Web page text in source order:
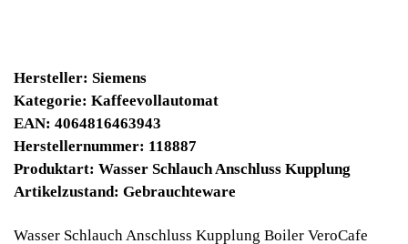
Winpoints JACKPOT liegt bei:
Jetzt kaufen
Ab 10€ Warenwert ist die Lieferung